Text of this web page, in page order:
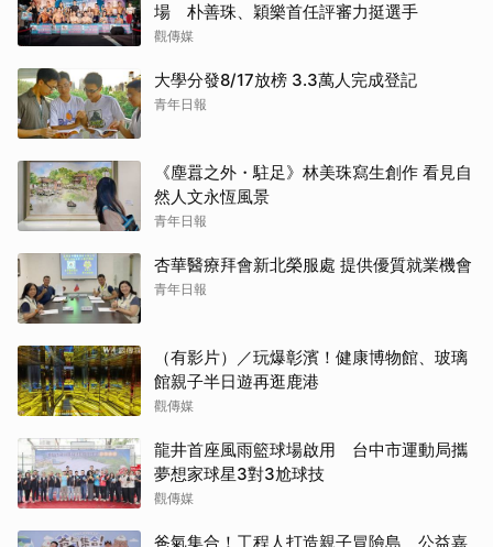
場 朴善珠、穎樂首任評審力挺選手
觀傳媒
大學分發8/17放榜 3.3萬人完成登記
青年日報
《塵囂之外・駐足》林美珠寫生創作 看見自
然人文永恆風景
青年日報
杏華醫療拜會新北榮服處 提供優質就業機會
青年日報
（有影片）／玩爆彰濱！健康博物館、玻璃
館親子半日遊再逛鹿港
觀傳媒
龍井首座風雨籃球場啟用 台中市運動局攜
夢想家球星3對3尬球技
觀傳媒
爸氣集合！工程人打造親子冒險島 公益嘉